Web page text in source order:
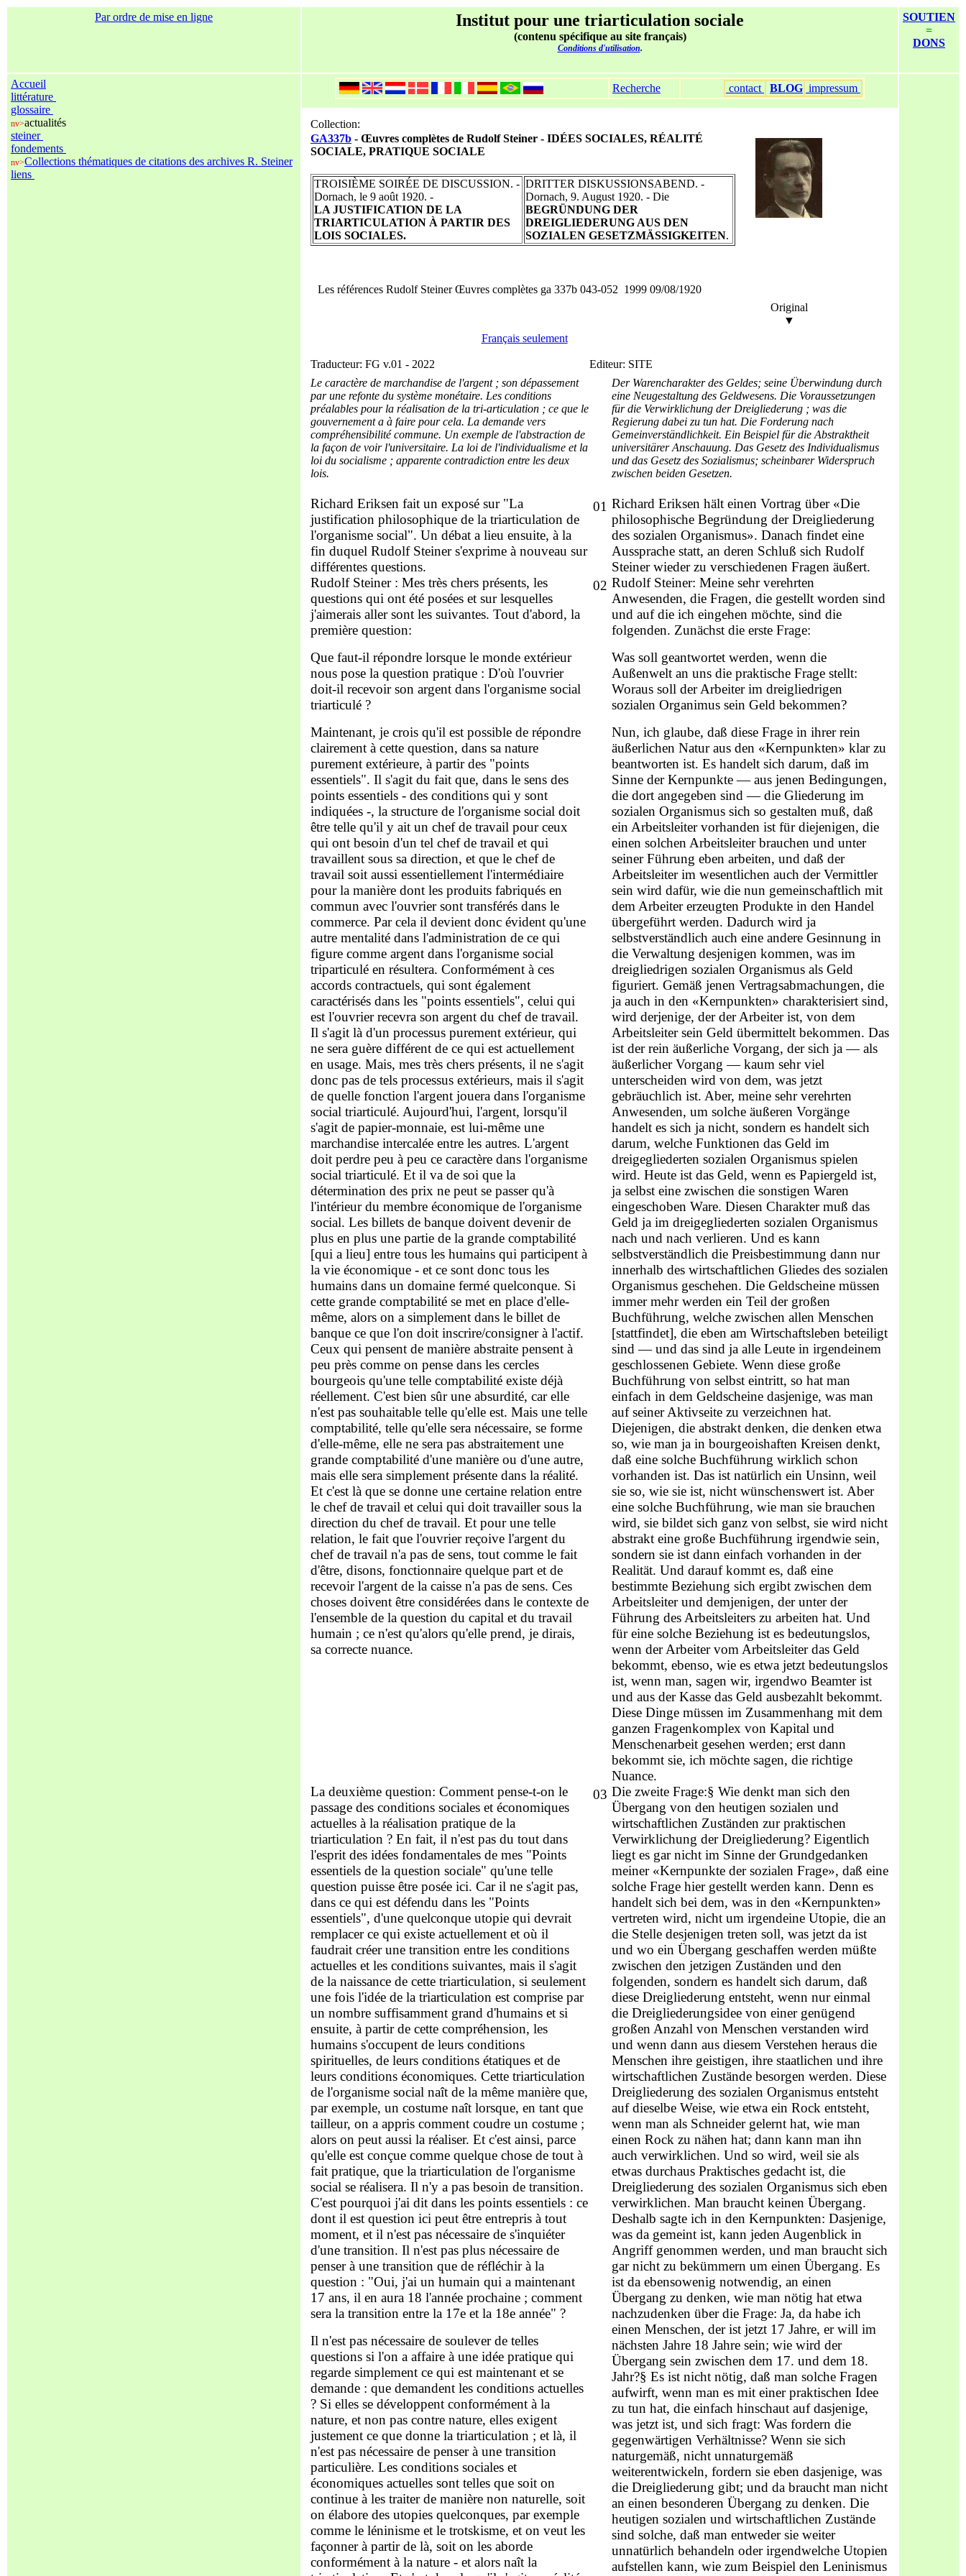
Par ordre de mise en ligne Institut pour une triarticulation sociale
(contenu spécifique au site français)
Conditions d'utilisation.
SOUTIEN
=
DONS
Accueil
littérature
glossaire
nv>actualités
steiner
fondements
nv>Collections thématiques de citations des archives R. Steiner
liens
Recherche contact BLOG impressum
Collection:
GA337b - Œuvres complètes de Rudolf Steiner - IDÉES SOCIALES, RÉALITÉ
SOCIALE, PRATIQUE SOCIALE
TROISIÈME SOIRÉE DE DISCUSSION. -
Dornach, le 9 août 1920. -
LA JUSTIFICATION DE LA
TRIARTICULATION À PARTIR DES
LOIS SOCIALES.
DRITTER DISKUSSIONSABEND. -
Dornach, 9. August 1920. - Die
BEGRÜNDUNG DER
DREIGLIEDERUNG AUS DEN
SOZIALEN GESETZMÄSSIGKEITEN.
Les références Rudolf Steiner Œuvres complètes ga 337b 043-052 1999 09/08/1920
Français seulement
Original
▼
Traducteur: FG v.01 - 2022
Editeur: SITE
Le caractère de marchandise de l'argent ; son dépassement
par une refonte du système monétaire. Les conditions
préalables pour la réalisation de la tri-articulation ; ce que le
gouvernement a à faire pour cela. La demande vers
compréhensibilité commune. Un exemple de l'abstraction de
la façon de voir l'universitaire. La loi de l'individualisme et la
loi du socialisme ; apparente contradiction entre les deux
lois.
Der Warencharakter des Geldes; seine Überwindung durch
eine Neugestaltung des Geldwesens. Die Voraussetzungen
für die Verwirklichung der Dreigliederung ; was die
Regierung dabei zu tun hat. Die Forderung nach
Gemeinverständlichkeit. Ein Beispiel für die Abstraktheit
universitärer Anschauung. Das Gesetz des Individualismus
und das Gesetz des Sozialismus; scheinbarer Widerspruch
zwischen beiden Gesetzen.
Richard Eriksen fait un exposé sur "La
justification philosophique de la triarticulation de
l'organisme social". Un débat a lieu ensuite, à la
fin duquel Rudolf Steiner s'exprime à nouveau sur
différentes questions.
01 Richard Eriksen hält einen Vortrag über «Die
philosophische Begründung der Dreigliederung
des sozialen Organismus». Danach findet eine
Ausspra­che statt, an deren Schluß sich Rudolf
Steiner wieder zu verschiedenen Fragen äußert.
Rudolf Steiner : Mes très chers présents, les
questions qui ont été posées et sur lesquelles
j'aimerais aller sont les suivantes. Tout d'abord, la
première question:
Que faut-il répondre lorsque le monde extérieur
nous pose la question pratique : D'où l'ouvrier
doit-il recevoir son argent dans l'organisme social
triarticulé ?
Maintenant, je crois qu'il est possible de répondre
clairement à cette question, dans sa nature
purement extérieure, à partir des "points
essentiels". Il s'agit du fait que, dans le sens des
points essentiels - des conditions qui y sont
indiquées -, la structure de l'organisme social doit
être telle qu'il y ait un chef de travail pour ceux
qui ont besoin d'un tel chef de travail et qui
travaillent sous sa direction, et que le chef de
travail soit aussi essentiellement l'intermédiaire
pour la manière dont les produits fabriqués en
commun avec l'ouvrier sont transférés dans le
commerce. Par cela il devient donc évident qu'une
autre mentalité dans l'administration de ce qui
figure comme argent dans l'organisme social
triparticulé en résultera. Conformément à ces
accords contractuels, qui sont également
caractérisés dans les "points essentiels", celui qui
est l'ouvrier recevra son argent du chef de travail.
Il s'agit là d'un processus purement extérieur, qui
ne sera guère différent de ce qui est actuellement
en usage. Mais, mes très chers présents, il ne s'agit
donc pas de tels processus extérieurs, mais il s'agit
de quelle fonction l'argent jouera dans l'organisme
social triarticulé. Aujourd'hui, l'argent, lorsqu'il
s'agit de papier-monnaie, est lui-même une
marchandise intercalée entre les autres. L'argent
doit perdre peu à peu ce caractère dans l'organisme
social triarticulé. Et il va de soi que la
détermination des prix ne peut se passer qu'à
l'intérieur du membre économique de l'organisme
social. Les billets de banque doivent devenir de
plus en plus une partie de la grande comptabilité
[qui a lieu] entre tous les humains qui participent à
la vie économique - et ce sont donc tous les
humains dans un domaine fermé quelconque. Si
cette grande comptabilité se met en place d'elle-
même, alors on a simplement dans le billet de
banque ce que l'on doit inscrire/consigner à l'actif.
Ceux qui pensent de manière abstraite pensent à
peu près comme on pense dans les cercles
bourgeois qu'une telle comptabilité existe déjà
réellement. C'est bien sûr une absurdité, car elle
n'est pas souhaitable telle qu'elle est. Mais une telle
comptabilité, telle qu'elle sera nécessaire, se forme
d'elle-même, elle ne sera pas abstraitement une
grande comptabilité d'une manière ou d'une autre,
mais elle sera simplement présente dans la réalité.
Et c'est là que se donne une certaine relation entre
le chef de travail et celui qui doit travailler sous la
direction du chef de travail. Et pour une telle
relation, le fait que l'ouvrier reçoive l'argent du
chef de travail n'a pas de sens, tout comme le fait
d'être, disons, fonctionnaire quelque part et de
recevoir l'argent de la caisse n'a pas de sens. Ces
choses doivent être considérées dans le contexte de
l'ensemble de la question du capital et du travail
humain ; ce n'est qu'alors qu'elle prend, je dirais,
sa correcte nuance.
02 Rudolf Steiner: Meine sehr verehrten
Anwesenden, die Fragen, die gestellt worden sind
und auf die ich eingehen möchte, sind die
folgenden. Zunächst die erste Frage:
Was soll geantwortet werden, wenn die
Außenwelt an uns die praktische Frage stellt:
Woraus soll der Arbeiter im dreigliedrigen
sozialen Organimus sein Geld bekommen?
Nun, ich glaube, daß diese Frage in ihrer rein
äußerlichen Natur aus den «Kernpunkten» klar zu
beantworten ist. Es handelt sich darum, daß im
Sinne der Kernpunkte — aus jenen Bedingungen,
die dort angegeben sind — die Gliederung im
sozialen Organismus sich so gestalten muß, daß
ein Arbeitsleiter vorhanden ist für diejenigen, die
einen solchen Arbeitsleiter brauchen und unter
seiner Führung eben arbeiten, und daß der
Arbeitsleiter im wesentlichen auch der Vermittler
sein wird dafür, wie die nun gemeinschaftlich mit
dem Arbeiter erzeugten Produkte in den Handel
übergeführt werden. Dadurch wird ja
selbstverständlich auch eine andere Gesinnung in
die Verwaltung desjenigen kommen, was im
dreiglied­rigen sozialen Organismus als Geld
figuriert. Gemäß jenen Ver­tragsabmachungen, die
ja auch in den «Kernpunkten» charakteri­siert sind,
wird derjenige, der der Arbeiter ist, von dem
Arbeitslei­ter sein Geld übermittelt bekommen. Das
ist der rein äußerliche Vorgang, der sich ja — als
äußerlicher Vorgang — kaum sehr viel
unterscheiden wird von dem, was jetzt
gebräuchlich ist. Aber, meine sehr verehrten
Anwesenden, um solche äußeren Vorgänge
handelt es sich ja nicht, sondern es handelt sich
darum, welche Funktionen das Geld im
dreigegliederten sozialen Organismus spielen
wird. Heute ist das Geld, wenn es Papiergeld ist,
ja selbst eine zwischen die sonstigen Waren
eingeschoben Ware. Diesen Charakter muß das
Geld ja im dreigegliederten sozialen Organis­mus
nach und nach verlieren. Und es kann
selbstverständlich die Preisbestimmung dann nur
innerhalb des wirtschaftlichen Gliedes des sozialen
Organismus geschehen. Die Geldscheine müssen
im­mer mehr werden ein Teil der großen
Buchführung, welche zwi­schen allen Menschen
[stattfindet], die eben am Wirtschaftsleben beteiligt
sind — und das sind ja alle Leute in irgendeinem
geschlos­senen Gebiete. Wenn diese große
Buchführung von selbst eintritt, so hat man
einfach in dem Geldscheine dasjenige, was man
auf seiner Aktivseite zu verzeichnen hat.
Diejenigen, die abstrakt den­ken, die denken etwa
so, wie man ja in bourgeoishaften Kreisen denkt,
daß eine solche Buchführung wirklich schon
vorhanden ist. Das ist natürlich ein Unsinn, weil
sie so, wie sie ist, nicht wün­schenswert ist. Aber
eine solche Buchführung, wie man sie brau­chen
wird, sie bildet sich ganz von selbst, sie wird nicht
abstrakt eine große Buchführung irgendwie sein,
sondern sie ist dann ein­fach vorhanden in der
Realität. Und darauf kommt es, daß eine
bestimmte Beziehung sich ergibt zwischen dem
Arbeitsleiter und demjenigen, der unter der
Führung des Arbeitsleiters zu arbeiten hat. Und
für eine solche Beziehung ist es bedeutungslos,
wenn der Arbeiter vom Arbeitsleiter das Geld
bekommt, ebenso, wie es etwa jetzt bedeutungslos
ist, wenn man, sagen wir, irgendwo Beamter ist
und aus der Kasse das Geld ausbezahlt bekommt.
Diese Dinge müssen im Zusammenhang mit dem
ganzen Fragenkomplex von Kapital und
Menschenarbeit gesehen werden; erst dann
bekommt sie, ich möchte sagen, die richtige
Nuance.
La deuxième question: Comment pense-t-on le
passage des conditions sociales et économiques
actuelles à la réalisation pratique de la
triarticulation ? En fait, il n'est pas du tout dans
l'esprit des idées fondamentales de mes "Points
essentiels de la question sociale" qu'une telle
question puisse être posée ici. Car il ne s'agit pas,
dans ce qui est défendu dans les "Points
essentiels", d'une quelconque utopie qui devrait
remplacer ce qui existe actuellement et où il
faudrait créer une transition entre les conditions
actuelles et les conditions suivantes, mais il s'agit
de la naissance de cette triarticulation, si seulement
une fois l'idée de la triarticulation est comprise par
un nombre suffisamment grand d'humains et si
ensuite, à partir de cette compréhension, les
humains s'occupent de leurs conditions
spirituelles, de leurs conditions étatiques et de
leurs conditions économiques. Cette triarticulation
de l'organisme social naît de la même manière que,
par exemple, un costume naît lorsque, en tant que
tailleur, on a appris comment coudre un costume ;
alors on peut aussi la réaliser. Et c'est ainsi, parce
qu'elle est conçue comme quelque chose de tout à
fait pratique, que la triarticulation de l'organisme
social se réalisera. Il n'y a pas besoin de transition.
C'est pourquoi j'ai dit dans les points essentiels : ce
dont il est question ici peut être entrepris à tout
moment, et il n'est pas nécessaire de s'inquiéter
d'une transition. Il n'est pas plus nécessaire de
penser à une transition que de réfléchir à la
question : "Oui, j'ai un humain qui a maintenant
17 ans, il en aura 18 l'année prochaine ; comment
sera la transition entre la 17e et la 18e année" ?
Il n'est pas nécessaire de soulever de telles
questions si l'on a affaire à une idée pratique qui
regarde simplement ce qui est maintenant et se
demande : que demandent les conditions actuelles
? Si elles se développent conformément à la
nature, et non pas contre nature, elles exigent
justement ce que donne la triarticulation ; et là, il
n'est pas nécessaire de penser à une transition
particulière. Les conditions sociales et
économiques actuelles sont telles que soit on
continue à les traiter de manière non naturelle, soit
on élabore des utopies quelconques, par exemple
comme le léninisme et le trotskisme, et on veut les
façonner à partir de là, soit on les aborde
conformément à la nature - et alors naît la
03 Die zweite Frage:§ Wie denkt man sich den
Übergang von den heutigen sozialen und
wirtschaft­lichen Zuständen zur praktischen
Verwirklichung der Dreigliederung? Eigentlich
liegt es gar nicht im Sinne der Grundgedanken
meiner «Kernpunkte der sozialen Frage», daß eine
solche Frage hier ge­stellt werden kann. Denn es
handelt sich bei dem, was in den «Kernpunkten»
vertreten wird, nicht um irgendeine Utopie, die an
die Stelle desjenigen treten soll, was jetzt da ist
und wo ein Über­gang geschaffen werden müßte
zwischen den jetzigen Zuständen und den
folgenden, sondern es handelt sich darum, daß
diese Drei­gliederung entsteht, wenn nur einmal
die Dreigliederungsidee von einer genügend
großen Anzahl von Menschen verstanden wird
und wenn dann aus diesem Verstehen heraus die
Menschen ihre geisti­gen, ihre staatlichen und ihre
wirtschaftlichen Zustände besorgen werden. Diese
Dreigliederung des sozialen Organismus entsteht
auf dieselbe Weise, wie etwa ein Rock entsteht,
wenn man als Schneider gelernt hat, wie man
einen Rock zu nähen hat; dann kann man ihn
auch verwirklichen. Und so wird, weil sie als
etwas durchaus Praktisches gedacht ist, die
Dreigliederung des sozialen Organismus sich eben
verwirklichen. Man braucht keinen Über­gang.
Deshalb sagte ich in den Kernpunkten: Dasjenige,
was da gemeint ist, kann jeden Augenblick in
Angriff genommen werden, und man braucht sich
gar nicht zu bekümmern um einen Über­gang. Es
ist da ebensowenig notwendig, an einen
Übergang zu denken, wie man nötig hat etwa
nachzudenken über die Frage: Ja, da habe ich
einen Menschen, der ist jetzt 17 Jahre, er will im
näch­sten Jahre 18 Jahre sein; wie wird der
Übergang sein zwischen dem 17. und dem 18.
Jahr?§ Es ist nicht nötig, daß man solche Fragen
aufwirft, wenn man es mit einer praktischen Idee
zu tun hat, die einfach hinschaut auf dasjenige,
was jetzt ist, und sich fragt: Was fordern die
gegenwär­tigen Verhältnisse? Wenn sie sich
naturgemäß, nicht unnaturgemäß
weiterentwickeln, fordern sie eben dasjenige, was
die Dreigliede­rung gibt; und da braucht man nicht
an einen besonderen Über­gang zu denken. Die
heutigen sozialen und wirtschaftlichen Zu­stände
sind solche, daß man entweder sie weiter
unnatürlich behan­deln oder irgendwelche Utopien
aufstellen kann, wie zum Beispiel den Leninismus